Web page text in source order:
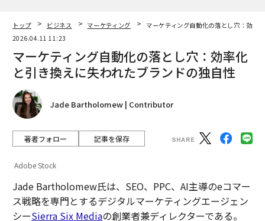
トップ ビジネス マーケティング
マーケティング自動化の落とし穴：効率
2026.04.11 11:23
マーケティング自動化の落とし穴：効率化
と引き換えに失われたブランドの独自性
Jade Bartholomew | Contributor
著者フォロー 記事を保存
Adobe Stock
Jade Bartholomew氏は、SEO、PPC、AI主導のeコマー
ス戦略を専門とするデジタルマーケティングエージェン
シーSierra Six Mediaの創業者兼ディレクターである。